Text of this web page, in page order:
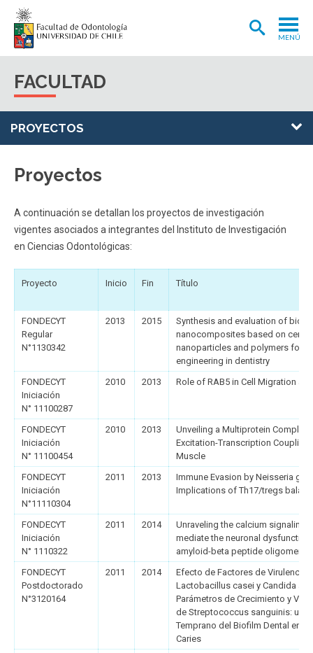
MENÚ
INTERNACIONAL
CLÍNICA ODONTOLÓGICA
ESTUDIANTES ACADÉMICOS
FUNCIONARIOS EGRESADOS
FACULTAD
PROYECTOS
Proyectos
A continuación se detallan los proyectos de investigación
vigentes asociados a integrantes del Instituto de Investigación
en Ciencias Odontológicas:
Proyecto Inicio Fin Título
FONDECYT
Regular
N°1130342
2013 2015
Synthesis and evaluation of
nanocomposites based on
nanoparticles and polymers for
engineering in dentistry
FONDECYT
Iniciación
N° 11100287
2010 2013 Role of RAB5 in Cell Migration
FONDECYT
Iniciación
N° 11100454
2010 2013
Unveiling a Multiprotein Complex
Excitation-Transcription Coupling
Muscle
FONDECYT
Iniciación
N°11110304
2011 2013
Immune Evasion by Neisseria
Implications of Th17/tregs
FONDECYT
Iniciación
N° 1110322
2011 2014
Unraveling the calcium signaling
mediate the neuronal
amyloid-beta peptide oligomers
FONDECYT
Postdoctorado
N°3120164
2011 2014
Efecto de Factores de Virulencia
Lactobacillus casei y Candida
Parámetros de Crecimiento y
de Streptococcus sanguinis: un
Temprano del Biofilm Dental en
Caries